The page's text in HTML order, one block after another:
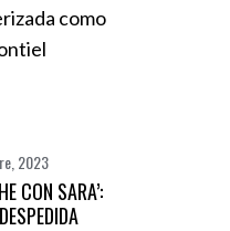
2023
CON SARA’: